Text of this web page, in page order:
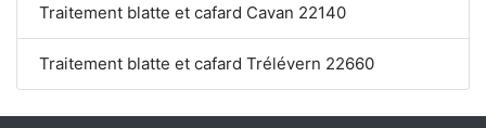
Traitement blatte et cafard Cavan 22140
Traitement blatte et cafard Trélévern 22660